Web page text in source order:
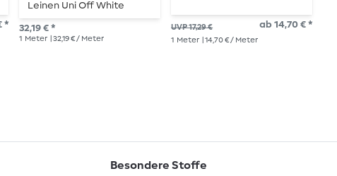
*
Leinen Uni Off White
Natur
32,19 € *
1 Meter | 32,19 € / Meter
UVP 17,29 € ab 14,70 € *
1 Meter | 14,70 € / Meter
Besondere Stoffe